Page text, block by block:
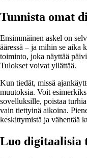
Tunnista omat
Ensimmäinen askel on
ääressä – ja mihin se aika
toiminto, joka näyttää
Tulokset voivat yllättää.
Kun tiedät, missä
muutoksia. Voit
sovelluksille, poistaa
vain tiettyinä aikoina.
keskittymistä ja vähentää
Luo digitaalisia